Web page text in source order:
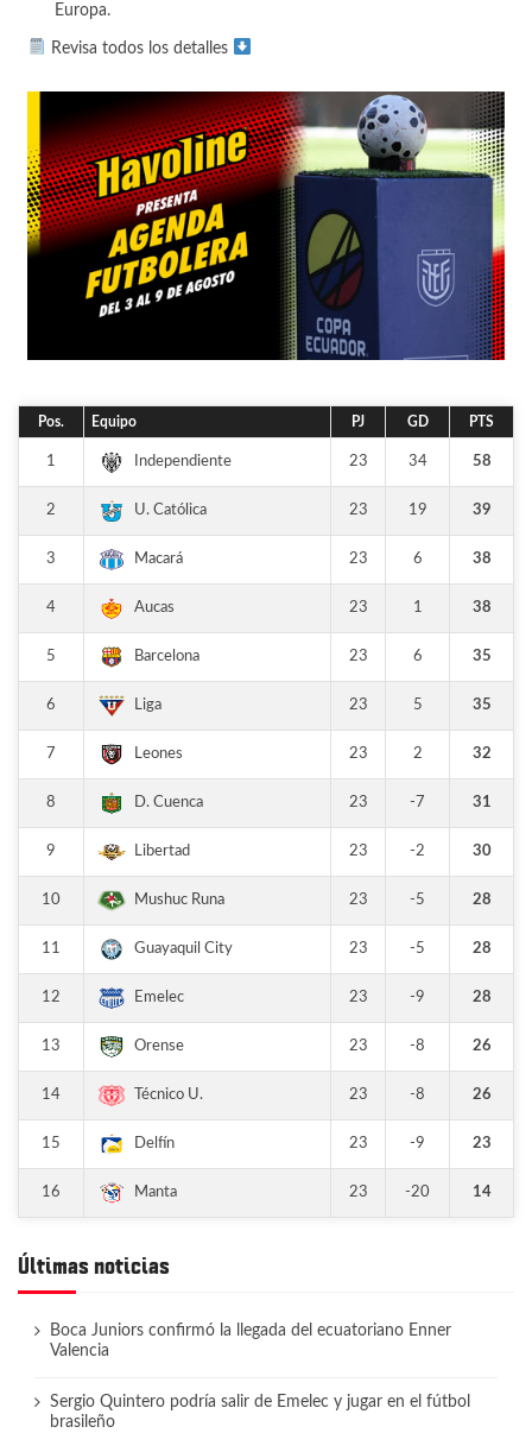
Europa.
Revisa todos los detalles
Pos. Equipo PJ GD PTS
1 Independiente 23 34 58
2 U. Católica 23 19 39
3 Macará 23 6 38
4 Aucas 23 1 38
5 Barcelona 23 6 35
6 Liga 23 5 35
7 Leones 23 2 32
8 D. Cuenca 23 -7 31
9 Libertad 23 -2 30
10 Mushuc Runa 23 -5 28
11 Guayaquil City 23 -5 28
12 Emelec 23 -9 28
13 Orense 23 -8 26
14 Técnico U. 23 -8 26
15 Delfín 23 -9 23
16 Manta 23 -20 14
Últimas noticias
Boca Juniors confirmó la llegada del ecuatoriano Enner
Valencia
Sergio Quintero podría salir de Emelec y jugar en el fútbol
brasileño